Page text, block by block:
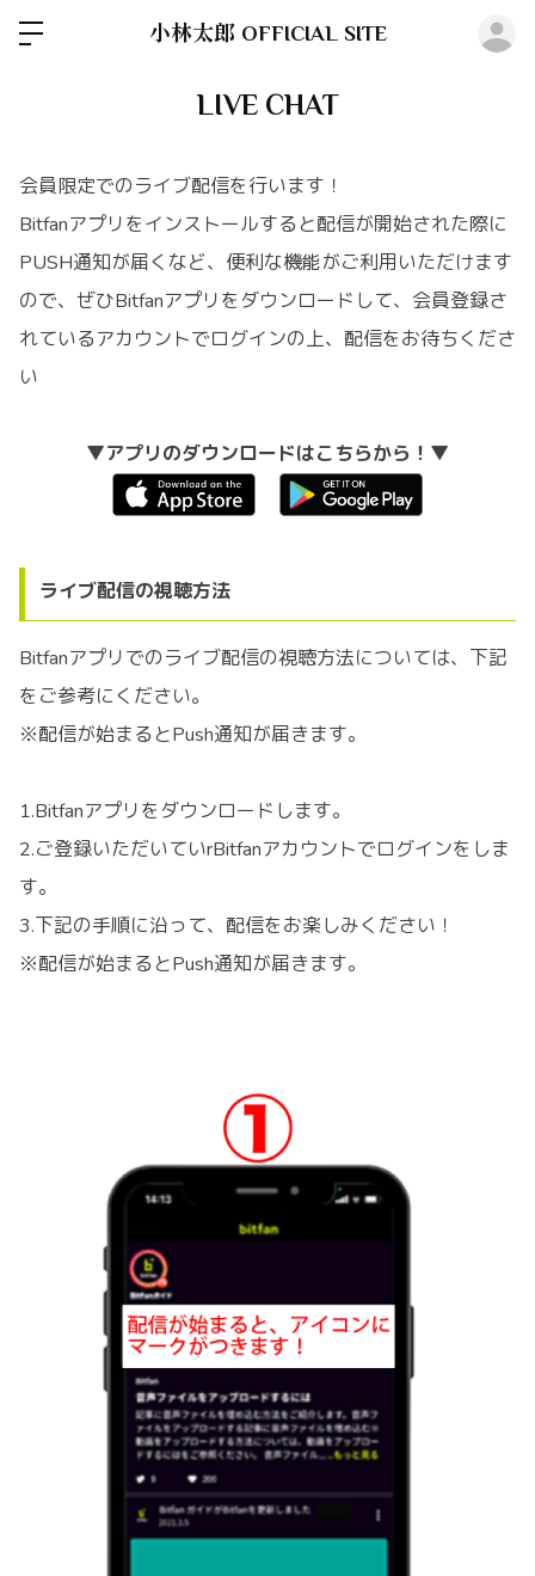
小林太郎 OFFICIAL SITE
LIVE CHAT
会員限定でのライブ配信を行います！
Bitfanアプリをインストールすると配信が開始された際に
PUSH通知が届くなど、便利な機能がご利用いただけます
ので、ぜひBitfanアプリをダウンロードして、会員登録さ
れているアカウントでログインの上、配信をお待ちくださ
い
▼アプリのダウンロードはこちらから！▼
ライブ配信の視聴方法
Bitfanアプリでのライブ配信の視聴方法については、下記
をご参考にください。
※配信が始まるとPush通知が届きます。
1.Bitfanアプリをダウンロードします。
2.ご登録いただいていrBitfanアカウントでログインをしま
す。
3.下記の手順に沿って、配信をお楽しみください！
※配信が始まるとPush通知が届きます。